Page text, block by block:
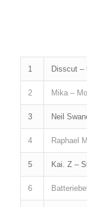
1 Disscut –
2 Mika –
3 Neil
4 Raphael
5 Kai. Z –
6